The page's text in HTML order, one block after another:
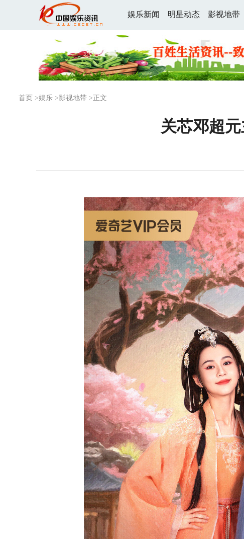
娱乐新闻 明星动态 影视地带
首页 >娱乐 >影视地带 >正文
关芯邓超